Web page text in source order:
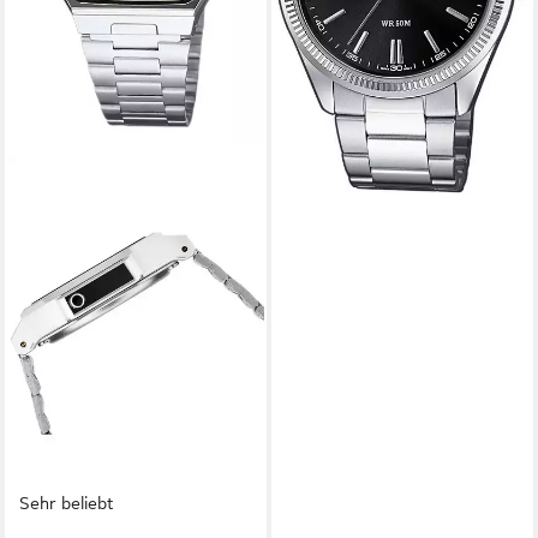
Sehr beliebt